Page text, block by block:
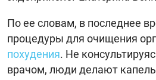
По ее словам, в последнее
процедуры для очищения
похудения. Не
врачом, люди делают